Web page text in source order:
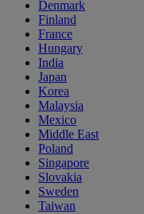
Denmark
Finland
France
Hungary
India
Japan
Korea
Malaysia
Mexico
Middle East
Poland
Singapore
Slovakia
Sweden
Taiwan